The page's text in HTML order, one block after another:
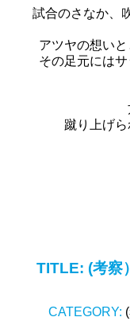
試合のさなか、
アツヤの想い
その足元には
蹴り上げ
TITLE: (考察
CATEGORY: